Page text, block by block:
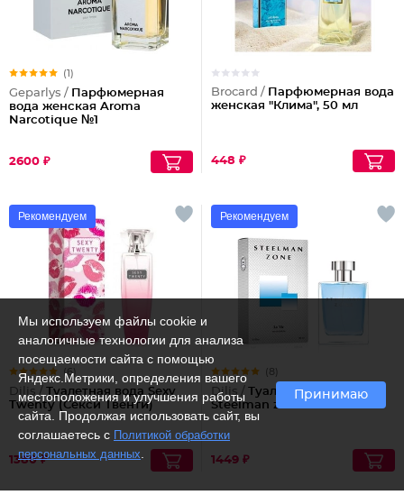
(1)
Geparlys / Парфюмерная
вода женская Aroma
Narcotique №1
2600 ₽
Brocard / Парфюмерная вода
женская "Клима", 50 мл
448 ₽
Рекомендуем
(6)
Dilis / Туалетная вода Sexy
Twenty (Секси Твенти)
1380 ₽
Рекомендуем
(8)
Dilis / Туалетная вода
Steelman zone
1449 ₽
Мы используем файлы cookie и
аналогичные технологии для анализа
посещаемости сайта с помощью
Яндекс.Метрики, определения вашего
местоположения и улучшения работы
сайта. Продолжая использовать сайт, вы
соглашаетесь с Политикой обработки
персональных данных
Принимаю